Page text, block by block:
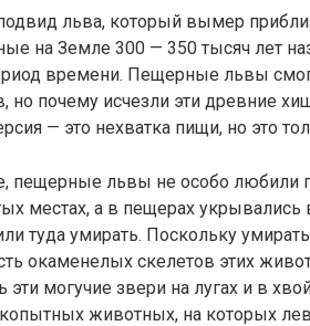
льва, который вымер
на Земле 300 — 350 тысяч лет
времени. Пещерные львы
но почему исчезли эти древние
— это нехватка пищи, но это
пещерные львы не особо
местах, а в пещерах укрывались
туда умирать. Поскольку
окаменелых скелетов этих
эти могучие звери на лугах и в
животных, на которых